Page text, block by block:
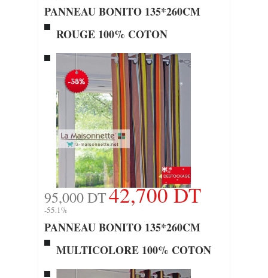
PANNEAU BONITO 135*260CM
ROUGE 100% COTON
95,000 DT42,700 DT
-55.1%
PANNEAU BONITO 135*260CM
MULTICOLORE 100% COTON